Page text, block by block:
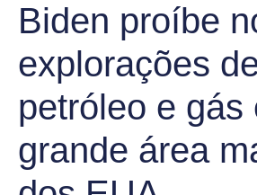
Biden proíbe
explorações
petróleo e gás
grande área